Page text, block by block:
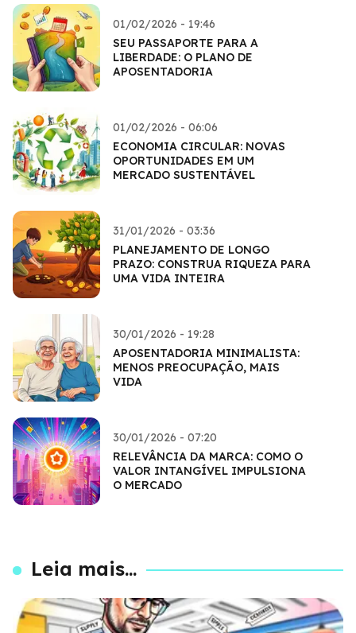
01/02/2026 - 19:46
SEU PASSAPORTE PARA A
LIBERDADE: O PLANO DE
APOSENTADORIA
01/02/2026 - 06:06
ECONOMIA CIRCULAR: NOVAS
OPORTUNIDADES EM UM
MERCADO SUSTENTÁVEL
31/01/2026 - 03:36
PLANEJAMENTO DE LONGO
PRAZO: CONSTRUA RIQUEZA PARA
UMA VIDA INTEIRA
30/01/2026 - 19:28
APOSENTADORIA MINIMALISTA:
MENOS PREOCUPAÇÃO, MAIS
VIDA
30/01/2026 - 07:20
RELEVÂNCIA DA MARCA: COMO O
VALOR INTANGÍVEL IMPULSIONA
O MERCADO
Leia mais...